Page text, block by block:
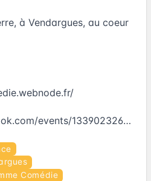
à Vendargues, au coeur
https://www.facebook.com/events/1339023262814860
Comédie